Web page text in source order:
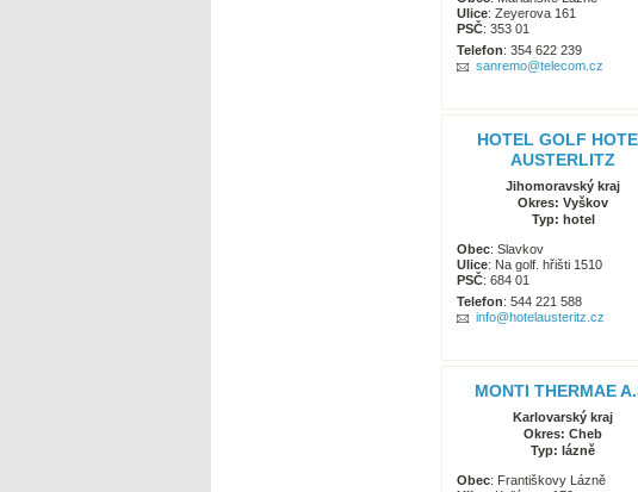
Ulice: Zeyerova 161
PSČ: 353 01
Telefon: 354 622 239
sanremo@telecom.cz
HOTEL GOLF
AUSTERLITZ
Jihomoravský kraj
Okres: Vyškov
Typ: hotel
Obec: Slavkov
Ulice: Na golf. hřišti 1510
PSČ: 684 01
Telefon: 544 221 588
info@hotelausteritz.cz
MONTI THERMAE
Karlovarský kraj
Okres: Cheb
Typ: lázně
Obec: Františkovy Lázně